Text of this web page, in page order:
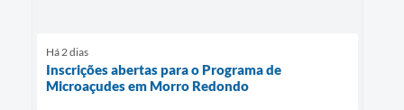
Há 2 dias
Inscrições abertas para o Programa de
Microaçudes em Morro Redondo